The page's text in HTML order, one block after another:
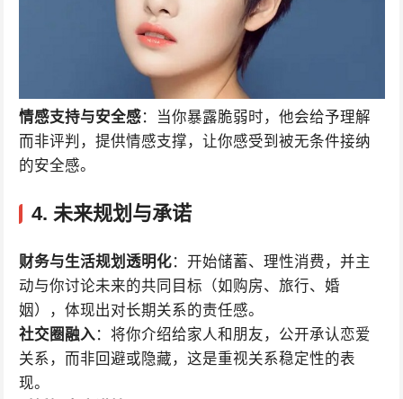
情感支持与安全感：当你暴露脆弱时，他会给予理解
而非评判，提供情感支撑，让你感受到被无条件接纳
的安全感。
4. 未来规划与承诺
财务与生活规划透明化：开始储蓄、理性消费，并主
动与你讨论未来的共同目标（如购房、旅行、婚
姻），体现出对长期关系的责任感。
社交圈融入：将你介绍给家人和朋友，公开承认恋爱
关系，而非回避或隐藏，这是重视关系稳定性的表
现。